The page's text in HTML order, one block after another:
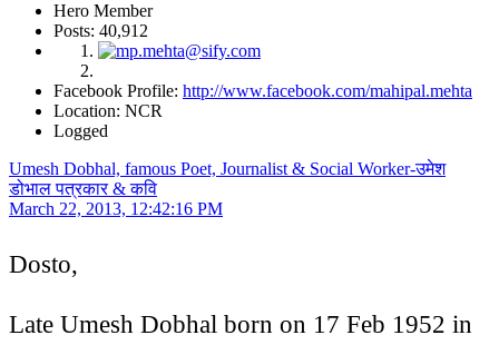
Hero Member
Posts: 40,912
Facebook Profile: http://www.facebook.com/mahipal.mehta
Location: NCR
Logged
Umesh Dobhal, famous Poet, Journalist & Social Worker-उमेश
डोभाल पत्रकार & कवि
March 22, 2013, 12:42:16 PM
Dosto,
Late Umesh Dobhal born on 17 Feb 1952 in